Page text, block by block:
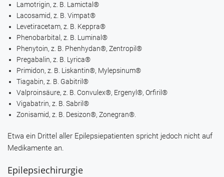
Lamotrigin, z. B. Lamictal®
Lacosamid, z. B. Vimpat®
Levetiracetam, z. B. Keppra®
Phenobarbital , z. B. Luminal®
Phenytoin, z. B. Phenhydan®, Zentropil®
Pregabalin, z. B. Lyrica®
Primidon, z. B. Liskantin®, Mylepsinum®
Tiagabin, z. B. Gabitril®
Valproinsäure, z. B. Convulex®, Ergenyl®, Orfiril®
Vigabatrin, z. B. Sabril®
Zonisamid, z. B. Desizon®, Zonegran®.
Etwa ein Drittel aller Epilepsiepatienten spricht jedoch nicht auf
Medikamente an.
Epilepsiechirurgie